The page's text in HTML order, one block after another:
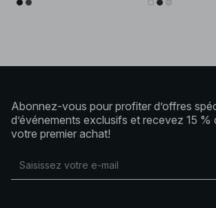
Abonnez-vous pour profiter d’offres
d’événements exclusifs et recevez 15 %
votre premier achat!